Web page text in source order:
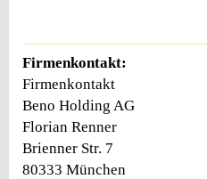
Firmenkontakt:
Firmenkontakt
Beno Holding AG
Florian Renner
Brienner Str. 7
80333 München